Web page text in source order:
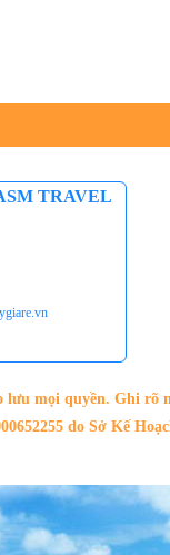
TRAVEL
lưu mọi quyền. Ghi
do Sở Kế